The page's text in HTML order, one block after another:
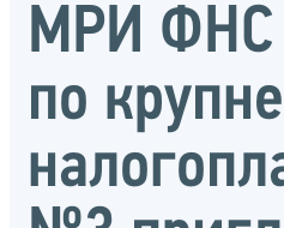
МРИ ФНС
по